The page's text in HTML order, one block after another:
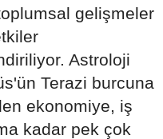
gelişmeler
Astroloji
Terazi burcuna
ekonomiye, iş
kadar pek çok